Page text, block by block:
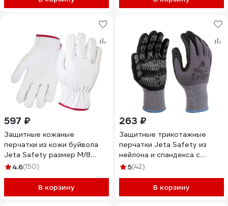
597 ₽
Защитные кожаные
перчатки из кожи буйвола
Jeta Safety размер М/8
JLE421-8/M
4.6(150)
В корзину
263 ₽
Защитные трикотажные
перчатки Jeta Safety из
нейлона и спандекса с
покрытием ладони и точками
размер 9/L JN-061-L
5(42)
В корзину